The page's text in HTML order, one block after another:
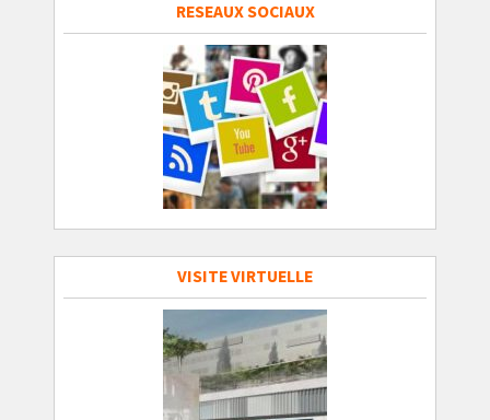
RESEAUX SOCIAUX
VISITE VIRTUELLE